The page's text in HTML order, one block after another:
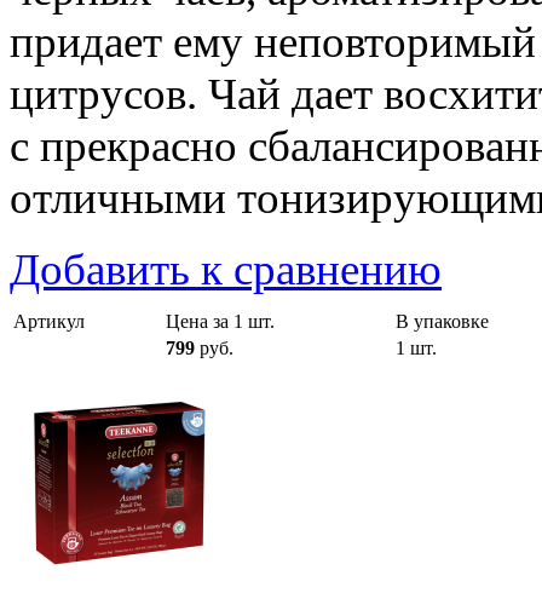
придает ему
цитрусов. Чай дает
с прекрасно
отличными
Добавить к сравнению
Артикул Цена за 1 шт.
В упаковке
799 руб. 1 шт.